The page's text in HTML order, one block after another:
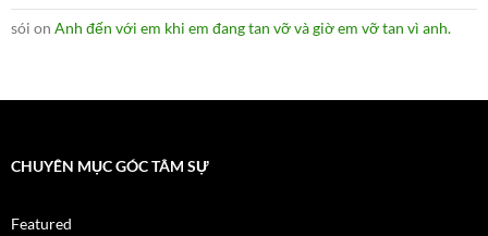
sói on Anh đến với em khi em đang tan vỡ và giờ em vỡ tan vì anh.
CHUYÊN MỤC GÓC TÂM SỰ
Featured